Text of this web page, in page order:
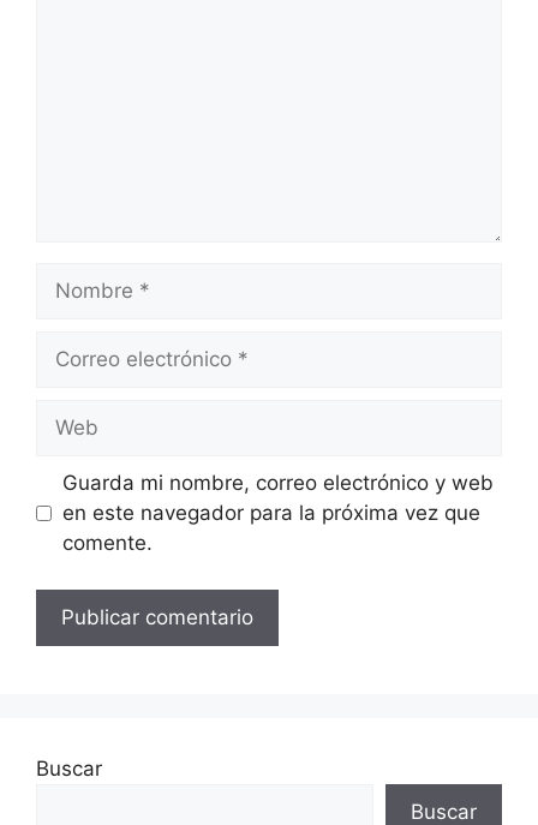
Nombre
Correo
Web
Guarda mi nombre, correo electrónico y web
en este navegador para la próxima vez que
comente.
Buscar
Buscar